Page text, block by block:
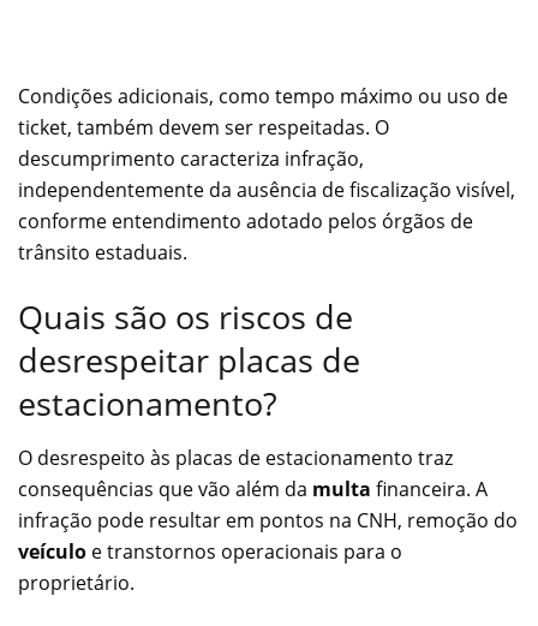
Condições adicionais, como tempo máximo ou uso de
ticket, também devem ser respeitadas. O
descumprimento caracteriza infração,
independentemente da ausência de fiscalização visível,
conforme entendimento adotado pelos órgãos de
trânsito estaduais.
Quais são os riscos de
desrespeitar placas de
estacionamento?
O desrespeito às placas de estacionamento traz
consequências que vão além da multa financeira. A
infração pode resultar em pontos na CNH, remoção do
veículo e transtornos operacionais para o
proprietário.